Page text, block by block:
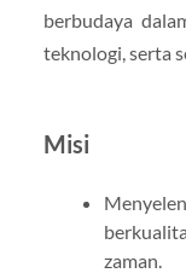
berbudaya
teknologi, serta
Misi
zaman.